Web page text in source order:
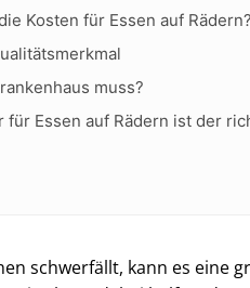
Kosten für Essen auf
muss?
für Essen auf Rädern ist der
schwerfällt, kann es eine